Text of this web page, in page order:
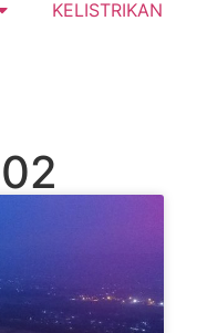
KELISTRIKAN